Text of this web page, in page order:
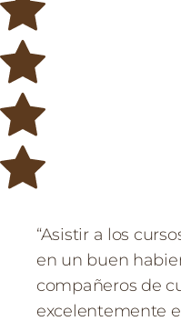
“Asistir a los
en un buen
compañeros de
excelentemente